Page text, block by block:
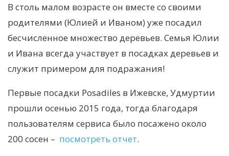
В столь малом возрасте он вместе со своими
родителями (Юлией и Иваном) уже посадил
бесчисленное множество деревьев. Семья Юлии
и Ивана всегда участвует в посадках деревьев и
служит примером для подражания!
Первые посадки Posadiles в Ижевске, Удмуртии
прошли осенью 2015 года, тогда благодаря
пользователям сервиса было посажено около
200 сосен – посмотреть отчет.